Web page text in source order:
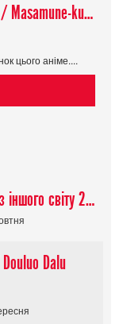
Помста Масамуне 2 / Masamune-kun no Revenge R
цього аніме....
Кулінарія на багатті з іншого світу 2 сезон/ Tondemo Skill de Isekai Hourou
Dalu